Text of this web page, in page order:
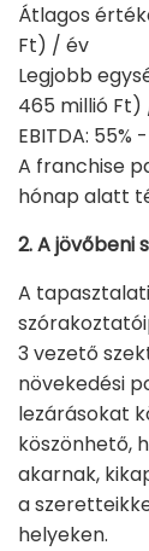
Átlagos
Ft) / év
Legjobb
465 millió
EBITDA: 55%
A franchise
hónap alatt
2. A jövőbeni
A
3 vezető
növekedési
lezárásokat
köszönhető,
akarnak,
a
helyeken.